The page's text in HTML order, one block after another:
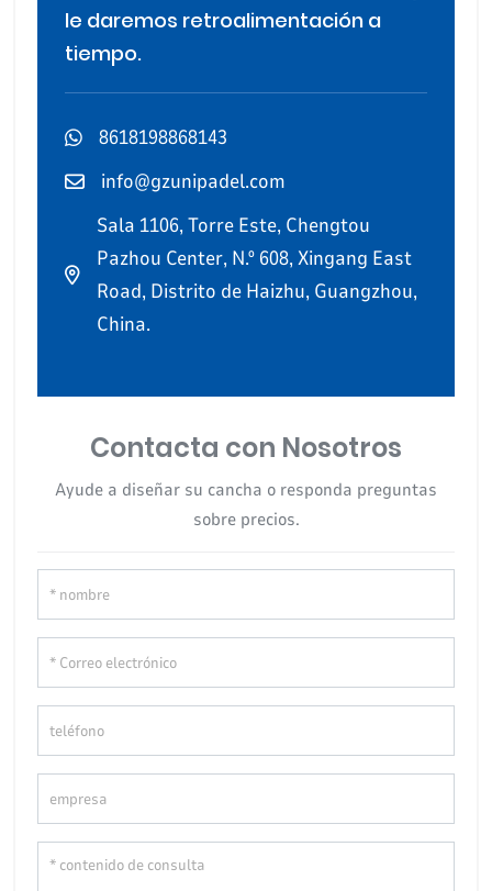
le daremos retroalimentación a
tiempo.
8618198868143
info@gzunipadel.com
Sala 1106, Torre Este, Chengtou
Pazhou Center, N.º 608, Xingang East
Road, Distrito de Haizhu, Guangzhou,
China.
Contacta con Nosotros
Ayude a diseñar su cancha o responda preguntas
sobre precios.